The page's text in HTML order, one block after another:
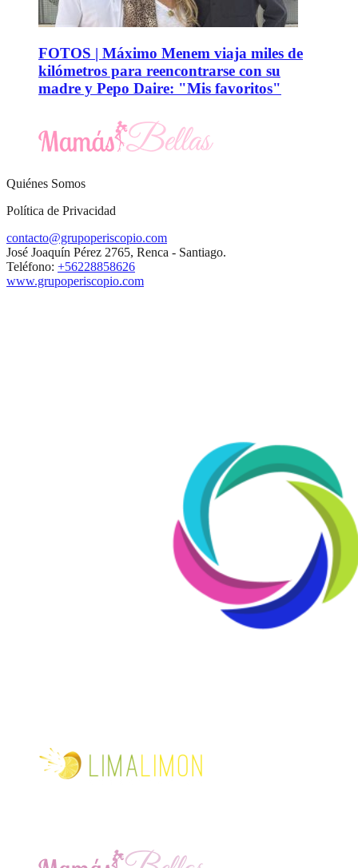
FOTOS | Máximo Menem viaja miles de
kilómetros para reencontrarse con su
madre y Pepo Daire: "Mis favoritos"
Quiénes Somos
Política de Privacidad
contacto@grupoperiscopio.com
José Joaquín Pérez 2765, Renca - Santiago.
Teléfono: +56228858626
www.grupoperiscopio.com